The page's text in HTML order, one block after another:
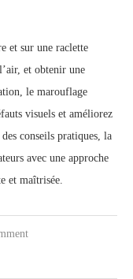
et sur une raclette
et obtenir une
le marouflage
visuels et améliorez
conseils pratiques, la
avec une approche
et maîtrisée.